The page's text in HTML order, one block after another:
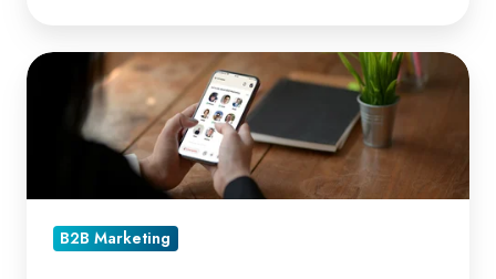
Clubhouse
-
gehyped,
getestet,
B2B Marketing